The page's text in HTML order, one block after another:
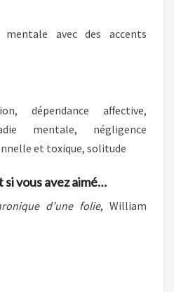
avec des accents
dépendance affective,
mentale, négligence
et toxique, solitude
si vous avez aimé…
d’une folie, William